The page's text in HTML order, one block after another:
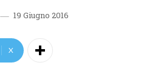
19 Giugno 2016
X